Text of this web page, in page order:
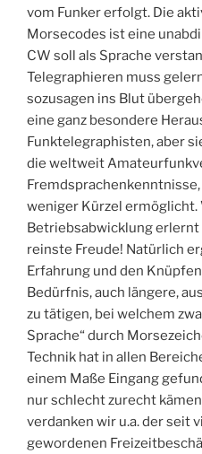
vom Funker erfolgt. Die
Morsecodes ist eine
CW soll als Sprache
Telegraphieren muss
sozusagen ins Blut
eine ganz besondere
Funktelegraphisten, aber
die weltweit
weniger Kürzel ermöglicht.
Betriebsabwicklung erlernt
reinste Freude! Natürlich
Erfahrung und den
Bedürfnis, auch längere,
zu tätigen, bei welchem
Sprache“ durch
Technik hat in allen
einem Maße Eingang
nur schlecht zurecht
verdanken wir u.a. der seit
gewordenen